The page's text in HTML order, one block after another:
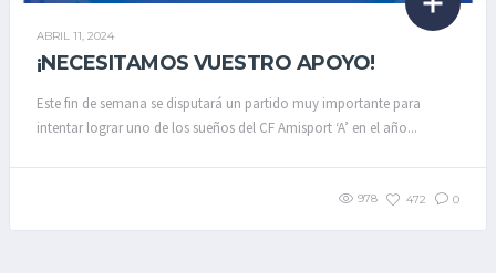
ABRIL 11, 2024
¡NECESITAMOS VUESTRO APOYO!
Este fin de semana se disputará un partido muy importante para
intentar lograr uno de los sueños del CF Amisport ‘A’ en el año...
978 472 0